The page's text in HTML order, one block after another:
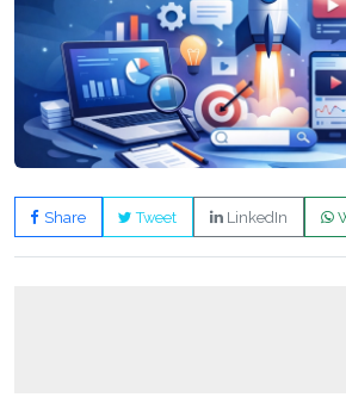
Share Tweet LinkedIn